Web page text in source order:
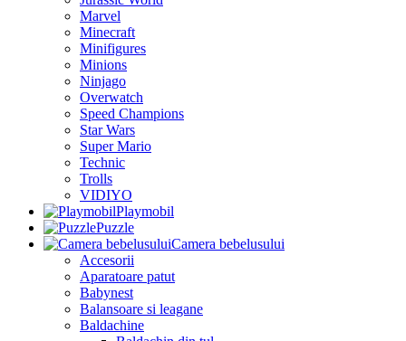
Marvel
Minecraft
Minifigures
Minions
Ninjago
Overwatch
Speed Champions
Star Wars
Super Mario
Technic
Trolls
VIDIYO
Playmobil
Puzzle
Camera bebelusului
Accesorii
Aparatoare patut
Babynest
Balansoare si leagane
Baldachine